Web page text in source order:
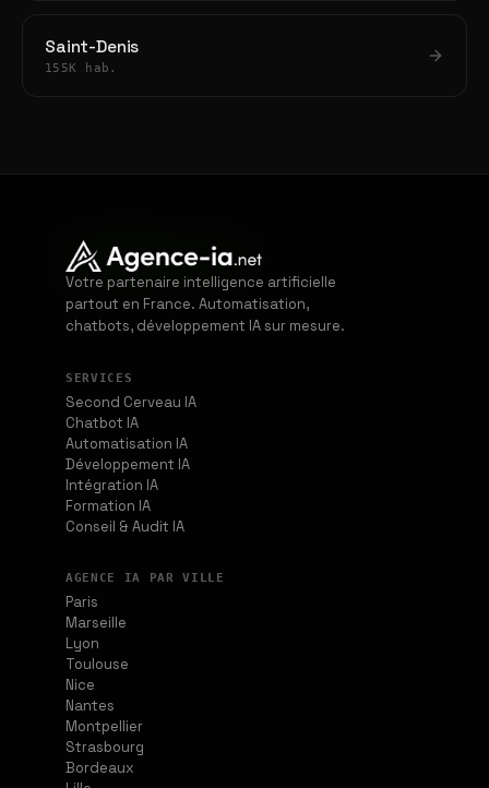
Saint-Denis
155K hab.
Votre partenaire intelligence artificielle
partout en France. Automatisation,
chatbots, développement IA sur mesure.
SERVICES
Second Cerveau IA
Chatbot IA
Automatisation IA
Développement IA
Intégration IA
Formation IA
Conseil & Audit IA
AGENCE IA PAR VILLE
Paris
Marseille
Lyon
Toulouse
Nice
Nantes
Montpellier
Strasbourg
Bordeaux